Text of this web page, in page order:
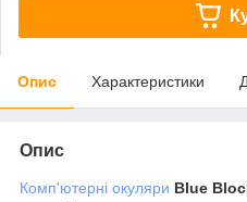
Опис Характеристики
Опис
Комп'ютерні окуляри Blue